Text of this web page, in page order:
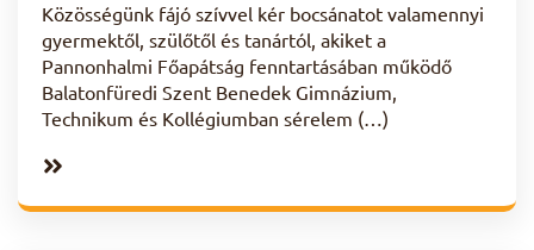
Közösségünk fájó szívvel kér bocsánatot valamennyi
gyermektől, szülőtől és tanártól, akiket a
Pannonhalmi Főapátság fenntartásában működő
Balatonfüredi Szent Benedek Gimnázium,
Technikum és Kollégiumban sérelem (…)